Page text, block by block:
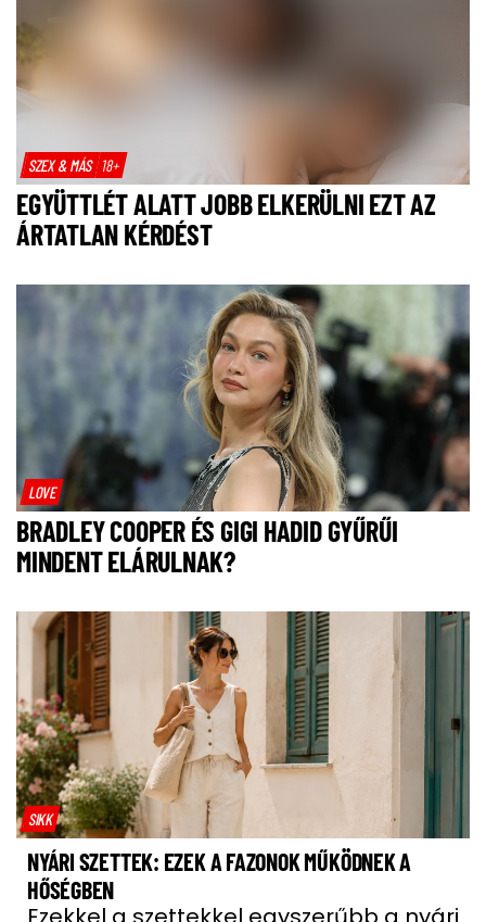
SZEX & MÁS 18+
EGYÜTTLÉT ALATT JOBB ELKERÜLNI EZT AZ
ÁRTATLAN KÉRDÉST
LOVE
BRADLEY COOPER ÉS GIGI HADID GYŰRŰI
MINDENT ELÁRULNAK?
SIKK
NYÁRI SZETTEK: EZEK A FAZONOK MŰKÖDNEK A
HŐSÉGBEN